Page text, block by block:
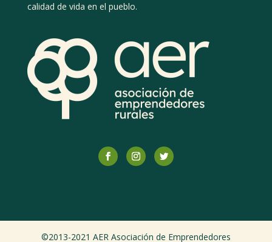
calidad de vida en el pueblo.
©2013-2021 AER Asociación de Emprendedores